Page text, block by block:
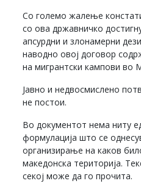
Со големо жалење
со ова државничко
апсурдни и злонамерни
наводно овој договор
на мигрантски кампови во
Јавно и недвосмислено
не постои.
Во документот нема ниту
формулација што се
организирање на каков
македонска територија.
секој може да го прочита.